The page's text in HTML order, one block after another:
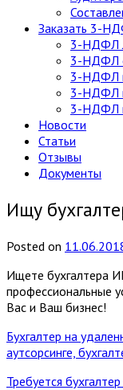
Заказать 3-
3-НДФЛ
3-НДФЛ
3-НДФЛ
3-НДФЛ
3-НДФЛ
Новости
Статьи
Отзывы
Документы
Ищу
Posted on
Ищете бухгалтера
профессиональные
Вас и Ваш бизнес!
Бухгалтер на
аутсорсинге,
Требуется